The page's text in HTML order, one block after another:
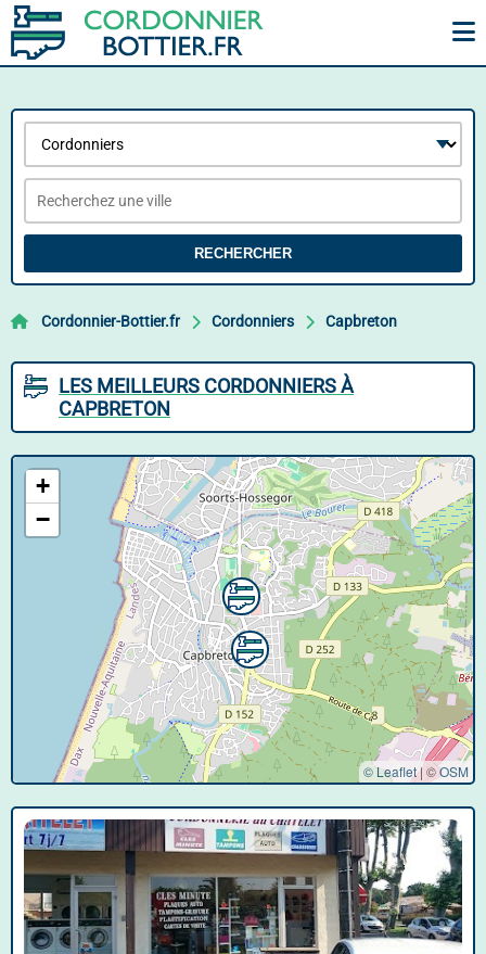
RECHERCHER
Cordonnier-Bottier.fr Cordonniers Capbreton
LES MEILLEURS CORDONNIERS À
CAPBRETON
+
−
© Leaflet|©OSM